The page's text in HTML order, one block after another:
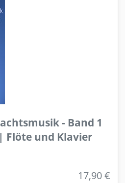
- Band 1
Flöte und Klavier
17,90 €